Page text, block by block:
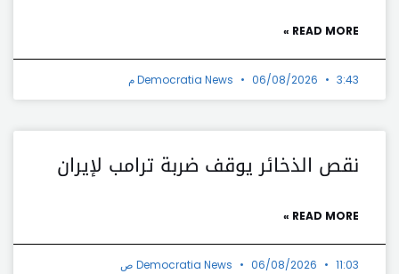
READ MORE »
Democratia News 06/08/2026 3:43 م
نقص الذخائر يوقف ضربة ترامب لإيران
READ MORE »
Democratia News 06/08/2026 11:03 ص